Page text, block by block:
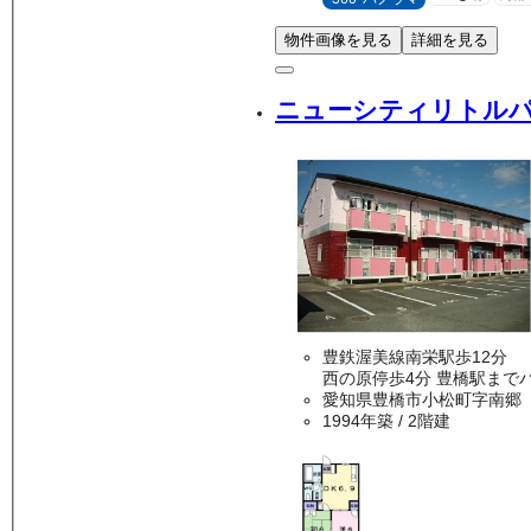
物件画像を見る 詳細を見る
ニューシティリトル
豊鉄渥美線南栄駅歩12分
西の原停歩4分 豊橋
愛知県豊橋市小松町字南郷
1994年築 / 2階建